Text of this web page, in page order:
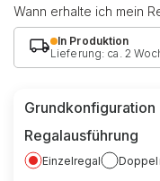
Wann erhalte ich mein
In Produktion
Lieferung: ca. 2
Grundkonfiguration
Regalausführung
Einzelregal